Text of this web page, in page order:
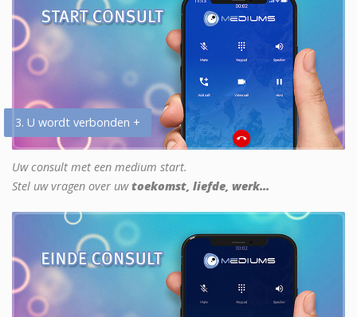
3. U wordt verbonden +
Uw consult met een medium start.
Stel uw vragen over uwtoekomst, liefde, werk...